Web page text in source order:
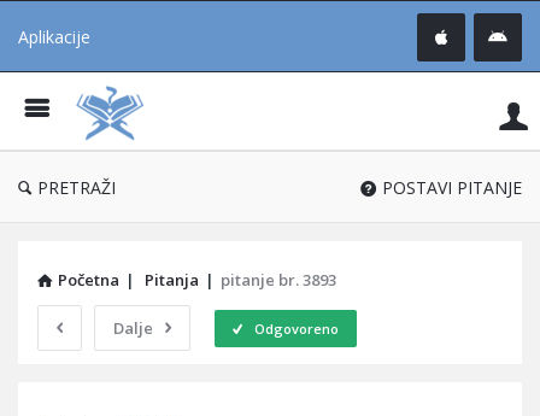
Aplikacije
®
PRETRAŽI POSTAVI PITANJE
Početna | Pitanja | pitanje br. 3893
Dalje Odgovoreno